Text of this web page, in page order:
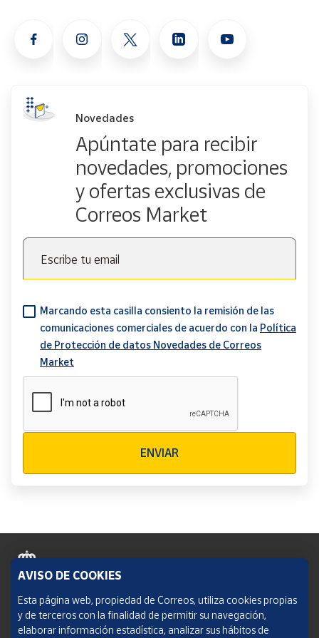
Novedades
Apúntate para recibir
novedades, promociones
y ofertas exclusivas de
Correos Market
Escribe tu email
Marcando esta casilla consiento la remisión de las
comunicaciones comerciales de acuerdo con la Política
de Protección de datos Novedades de Correos
Market
ENVIAR
Política de cookies
Aviso legal
AVISO DE COOKIES
Esta página web, propiedad de Correos, utiliza cookies propias
y de terceros con la finalidad de permitir su navegación,
elaborar información estadística, analizar sus hábitos de